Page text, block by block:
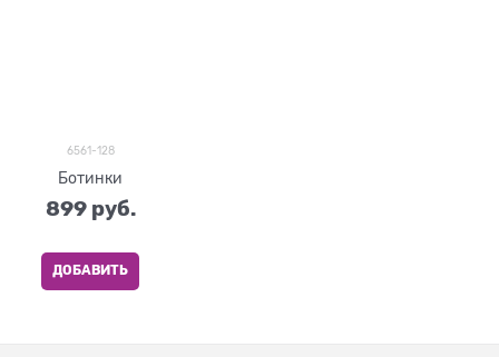
6561-128
Ботинки
899 руб.
ДОБАВИТЬ